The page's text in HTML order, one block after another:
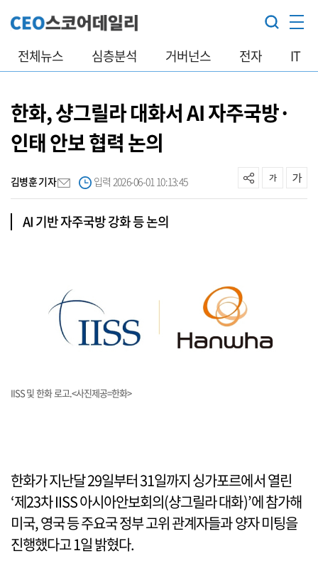
전체뉴스 심층분석 거버넌스 전자 IT
한화, 샹그릴라 대화서 AI 자주국방·
인태 안보 협력 논의
김병훈 기자 입력 2026-06-01 10:13:45
AI 기반 자주국방 강화 등 논의
IISS 및 한화 로고.<사진제공=한화>
한화가 지난달 29일부터 31일까지 싱가포르에서 열린
‘제23차 IISS 아시아안보회의(샹그릴라 대화)’에 참가해
미국, 영국 등 주요국 정부 고위 관계자들과 양자 미팅을
진행했다고 1일 밝혔다.